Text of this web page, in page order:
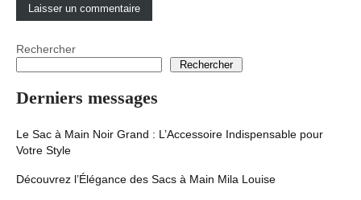
Rechercher
Rechercher
Derniers messages
Le Sac à Main Noir Grand : L’Accessoire Indispensable pour
Votre Style
Découvrez l’Élégance des Sacs à Main Mila Louise